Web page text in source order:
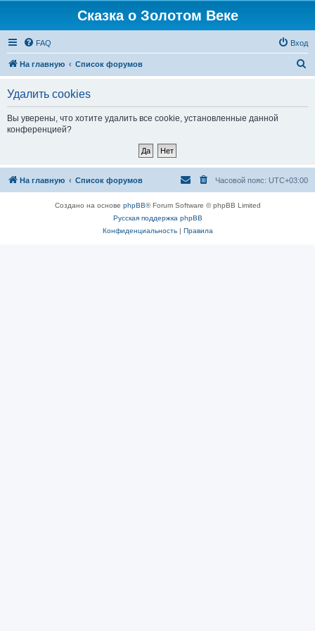
Сказка о Золотом Веке
FAQ Вход
На главную Список форумов
Удалить cookies
Вы уверены, что хотите удалить все cookie, установленные данной
конференцией?
На главную Список форумов Часовой пояс: UTC+03:00
Создано на основе phpBB® Forum Software © phpBB Limited
Русская поддержка phpBB
Конфиденциальность| Правила